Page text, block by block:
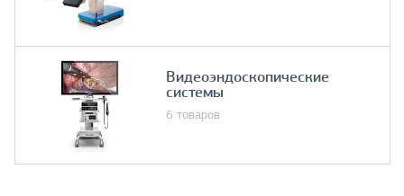
Видеоэндоскопические
системы
6 товаров